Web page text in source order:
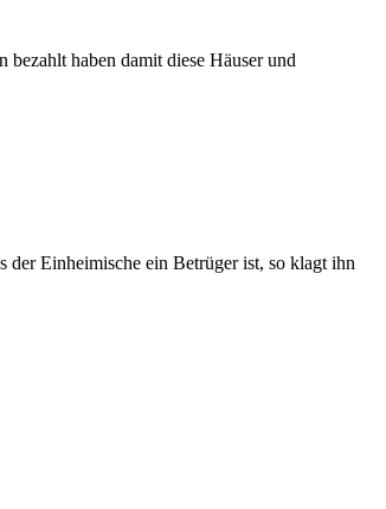
haben damit diese Häuser und
der Einheimische ein Betrüger ist, so klagt ihn